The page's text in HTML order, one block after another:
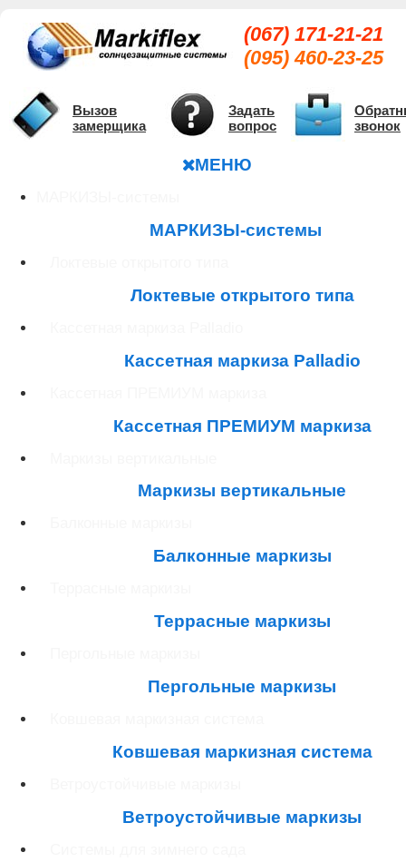
(067) 171-21-21
(095) 460-23-25
Вызов
замерщика
Задать
вопрос
звонок
МЕНЮ
МАРКИЗЫ-системы
Локтевые открытого типа
Кассетная маркиза Palladio
Кассетная ПРЕМИУМ маркиза
Маркизы вертикальные
Балконные маркизы
Террасные маркизы
Пергольные маркизы
Ковшевая маркизная система
Ветроустойчивые маркизы